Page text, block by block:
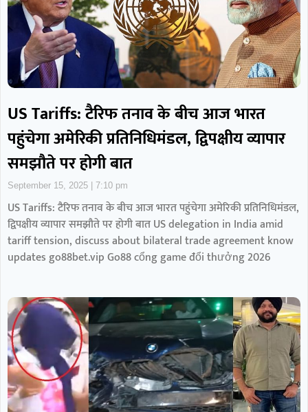
US Tariffs: टैरिफ तनाव के बीच आज भारत
पहुंचेगा अमेरिकी प्रतिनिधिमंडल, द्विपक्षीय व्यापार
समझौते पर होगी बात
September 15, 2025 7:10 pm
US Tariffs: टैरिफ तनाव के बीच आज भारत पहुंचेगा अमेरिकी प्रतिनिधिमंडल,
द्विपक्षीय व्यापार समझौते पर होगी बात US delegation in India amid
tariff tension, discuss about bilateral trade agreement know
updates go88bet.vip Go88 cổng game đổi thưởng 2026